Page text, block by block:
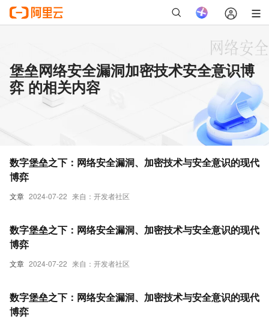
堡垒网络安全漏洞加密技术安全意识博
弈 的相关内容
文章 2024-07-22 来自：开发者社区
数字堡垒之下：网络安全漏洞、加密技术与安全意识的现代
博弈
文章 2024-07-22 来自：开发者社区
数字堡垒之下：网络安全漏洞、加密技术与安全意识的现代
博弈
数字堡垒之下：网络安全漏洞、加密技术与安全意识的现代
博弈